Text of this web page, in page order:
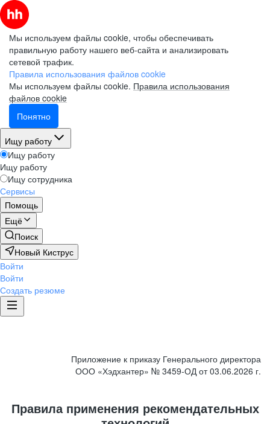
Мы используем файлы cookie, чтобы обеспечивать
правильную работу нашего веб-сайта и анализировать
сетевой трафик.
Правила использования файлов cookie
Мы используем файлы cookie. Правила использования
файлов cookie
Понятно
Ищу работу
Ищу работу
Ищу работу
Ищу сотрудника
Сервисы
Помощь
Ещё
Поиск
Новый Киструс
Войти
Войти
Создать резюме
Приложение к приказу Генерального директора
ООО «Хэдхантер» № 3459-ОД от 03.06.2026 г.
Правила применения рекомендательных